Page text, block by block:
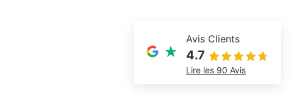
Avis Clients
4.7
Lire les 90 Avis